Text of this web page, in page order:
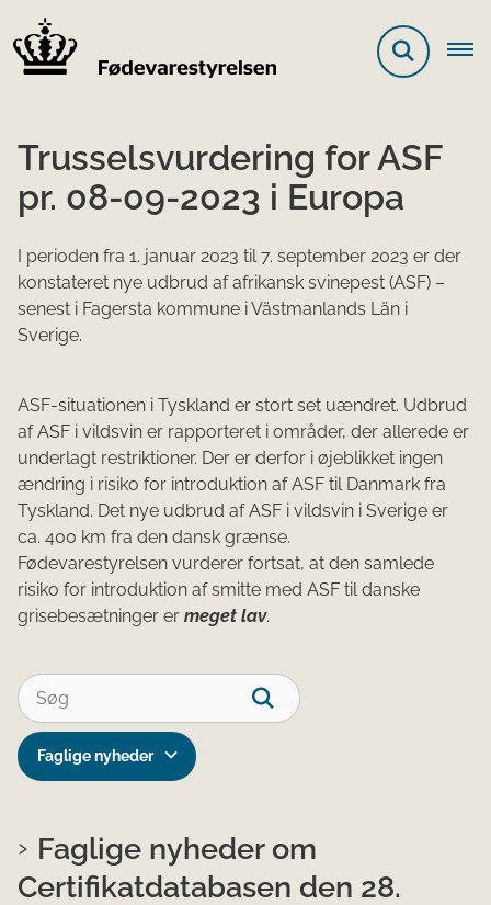
Trusselsvurdering for ASF
pr. 08-09-2023 i Europa
I perioden fra 1. januar 2023 til 7. september 2023 er der
konstateret nye udbrud af afrikansk svinepest (ASF) –
senest i Fagersta kommune i Västmanlands Län i
Sverige.
ASF-situationen i Tyskland er stort set uændret. Udbrud
af ASF i vildsvin er rapporteret i områder, der allerede er
underlagt restriktioner. Der er derfor i øjeblikket ingen
ændring i risiko for introduktion af ASF til Danmark fra
Tyskland. Det nye udbrud af ASF i vildsvin i Sverige er
ca. 400 km fra den dansk grænse.
Fødevarestyrelsen vurderer fortsat, at den samlede
risiko for introduktion af smitte med ASF til danske
grisebesætninger er meget lav.
Faglige nyheder
Faglige nyheder om
Certifikatdatabasen den 28.